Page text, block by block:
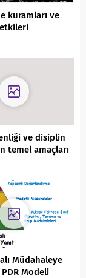
kuramları ve
etkileri
ve disiplin
temel amaçları
Müdahaleye
PDR Modeli